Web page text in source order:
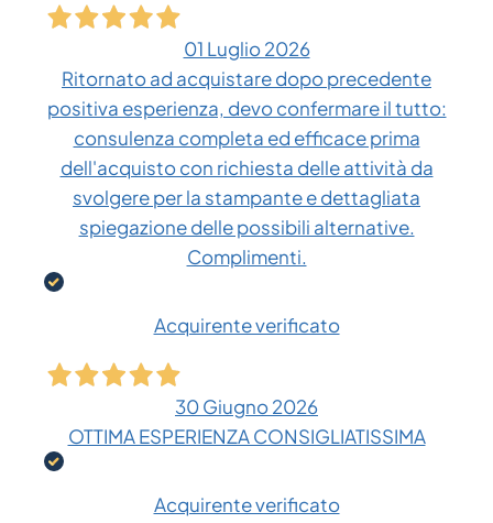
01 Luglio 2026
Ritornato ad acquistare dopo precedente
positiva esperienza, devo confermare il tutto:
consulenza completa ed efficace prima
dell'acquisto con richiesta delle attività da
svolgere per la stampante e dettagliata
spiegazione delle possibili alternative.
Complimenti.
Acquirente verificato
30 Giugno 2026
OTTIMA ESPERIENZA CONSIGLIATISSIMA
Acquirente verificato